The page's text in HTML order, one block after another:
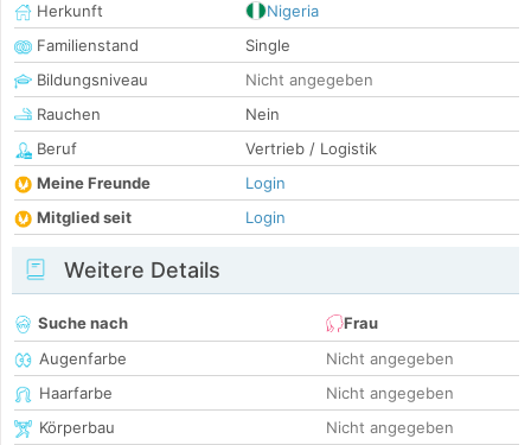
Herkunft
Nigeria
Familienstand
Single
Bildungsniveau
Nicht angegeben
Rauchen
Nein
Beruf
Vertrieb / Logistik
Meine Freunde
Login
Mitglied seit
Login
Weitere Details
Suche nach
Frau
Augenfarbe
Nicht angegeben
Haarfarbe
Nicht angegeben
Körperbau
Nicht angegeben